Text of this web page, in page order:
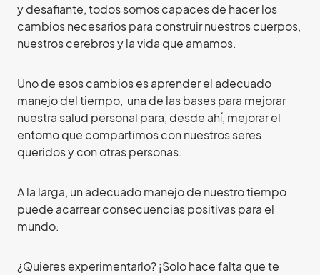
y desafiante, todos somos capaces de hacer los
cambios necesarios para construir nuestros cuerpos,
nuestros cerebros y la vida que amamos.
Uno de esos cambios es aprender el adecuado
manejo del tiempo, una de las bases para mejorar
nuestra salud personal para, desde ahí, mejorar el
entorno que compartimos con nuestros seres
queridos y con otras personas.
A la larga, un adecuado manejo de nuestro tiempo
puede acarrear consecuencias positivas para el
mundo.
¿Quieres experimentarlo? ¡Solo hace falta que te